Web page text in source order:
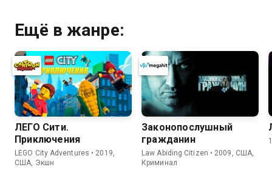
Ещё в жанре:
ЛЕГО Сити.
Приключения
LEGO City Adventures • 2019,
США, Экшн
Законопослушный
гражданин
Law Abiding Citizen • 2009, США,
Криминал